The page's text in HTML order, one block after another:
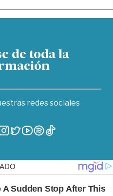
de toda la
redes sociales